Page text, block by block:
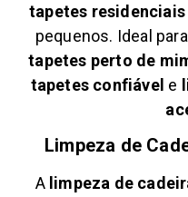
tapetes
pequenos. Ideal
tapetes perto de
tapetes confiável e
Limpeza de
A limpeza de